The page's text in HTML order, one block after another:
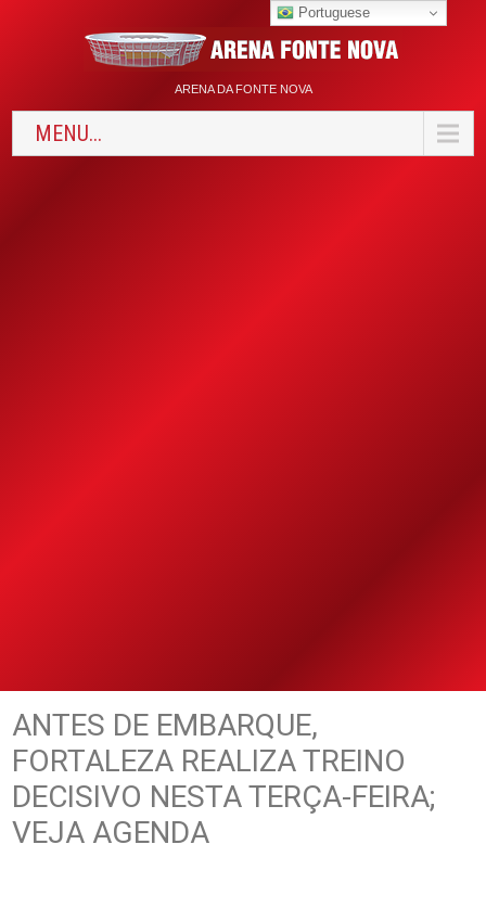
ARENA DA FONTE NOVA
MENU...
ANTES DE EMBARQUE,
FORTALEZA REALIZA TREINO
DECISIVO NESTA TERÇA-FEIRA;
VEJA AGENDA
Portuguese